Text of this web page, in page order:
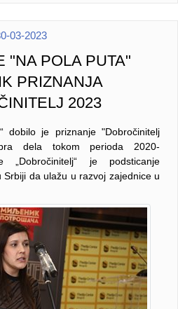
03-2023
"NA POLA PUTA"
PRIZNANJA
2023
dobilo je priznanje "Dobročinitelj
dela tokom perioda 2020-
„Dobročinitelj“ je podsticanje
da ulažu u razvoj zajednice u